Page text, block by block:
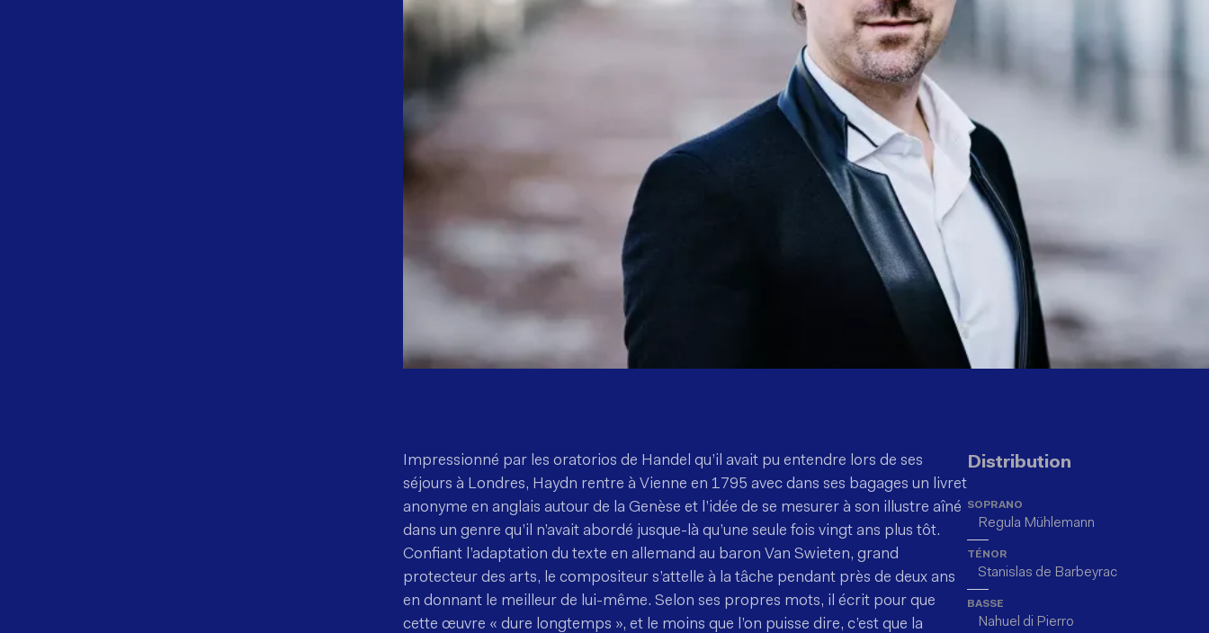
Impressionné par les oratorios de Handel qu’il avait pu entendre lors de ses
séjours à Londres, Haydn rentre à Vienne en 1795 avec dans ses bagages un livret
anonyme en anglais autour de la Genèse et l’idée de se mesurer à son illustre aîné
dans un genre qu’il n’avait abordé jusque-là qu’une seule fois vingt ans plus tôt.
Confiant l’adaptation du texte en allemand au baron Van Swieten, grand
protecteur des arts, le compositeur s’attelle à la tâche pendant près de deux ans
en donnant le meilleur de lui-même. Selon ses propres mots, il écrit pour que
cette œuvre « dure longtemps », et le moins que l’on puisse dire, c’est que la
Distribution
SOPRANO
Regula Mühlemann
TÉNOR
Stanislas de Barbeyrac
BASSE
Nahuel di Pierro